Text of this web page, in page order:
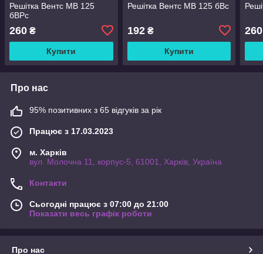
Решітка Вентс МВ 125
бВРс
260 ₴
Купити
Решітка Вентс МВ 125 бВc
192₴
Купити
260
Про нас
95% позитивних з 65 відгуків за рік
Працює з 17.03.2023
м. Харків
вул. Молочна 11, корпус-5, 61001, Харків, Україна
Контакти
Сьогодні працює з 07:00 до 21:00
Показати весь графік роботи
Про нас